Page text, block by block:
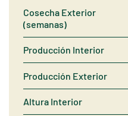
Cosecha Exterior
(semanas)
Producción Interior
Producción Exterior
Altura Interior